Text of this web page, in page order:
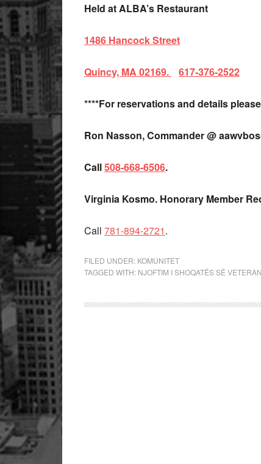
Held at ALBA’s Restaurant
1486 Hancock Street
Quincy, MA 02169. 617-376-2522
****For reservations and details
Ron Nasson, Commander @
Call508-668-6506.
Virginia Kosmo. Honorary Member
Call 781-894-2721.
FILED UNDER: KOMUNITET
TAGGED WITH: NJOFTIM I SHOQATËS SË